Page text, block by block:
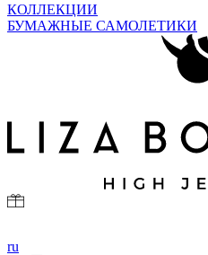
КОЛЛЕКЦИИ
БУМАЖНЫЕ САМОЛЕТИКИ
ru